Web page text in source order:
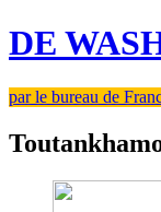
DE
par le bureau de